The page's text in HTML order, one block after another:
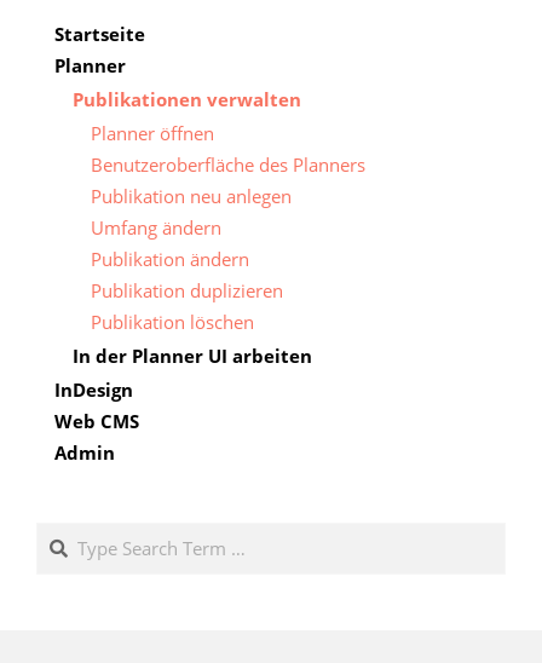
Startseite
Planner
Publikationen verwalten
Planner öffnen
Benutzeroberfläche des Planners
Publikation neu anlegen
Umfang ändern
Publikation ändern
Publikation duplizieren
Publikation löschen
In der Planner UI arbeiten
InDesign
Web CMS
Admin
Search